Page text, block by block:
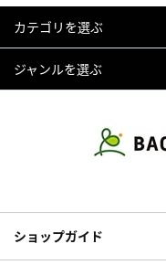
カテゴリを選ぶ
ジャンルを選ぶ
ショップガイド